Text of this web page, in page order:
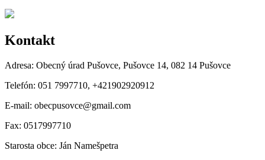
Kontakt
Adresa: Obecný úrad Pušovce, Pušovce 14, 082 14 Pušovce
Telefón: 051 7997710, +421902920912
E-mail: obecpusovce@gmail.com
Fax: 0517997710
Starosta obce: Ján Namešpetra